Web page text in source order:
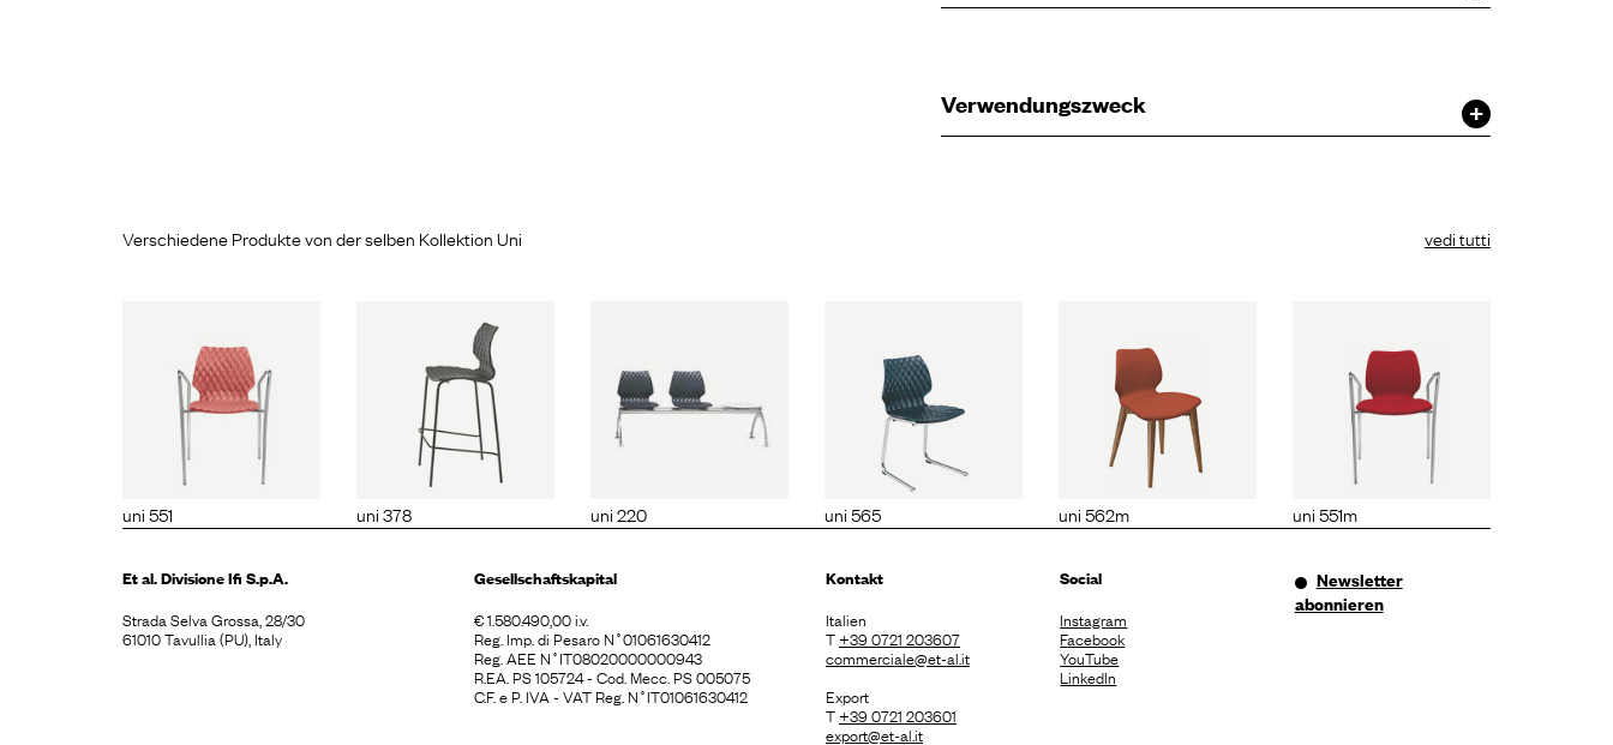
Verwendungszweck
Verschiedene Produkte von der selben Kollektion Uni vedi tutti
uni 551
uni 378
uni 378
uni 220
uni 220
uni 565
uni 565
uni 562m
uni 562m
uni 551m
uni 551m
Et al. DivisioneIfi S.p.A.
Strada Selva Grossa, 28/30
61010 Tavullia (PU), Italy
Gesellschaftskapital
€ 1.580.490,00 i.v.
Reg. Imp. di Pesaro N˚01061630412
Reg. AEE N˚IT08020000000943
R.EA. PS 105724 - Cod. Mecc. PS 005075
C.F. e P. IVA - VAT Reg. N˚IT01061630412
Kontakt
Italien
T+39 0721 203607
commerciale@et-al.it
Export
T+39 0721 203601
export@et-al.it
Social
Instagram
Facebook
YouTube
LinkedIn
Newsletter
abonnieren